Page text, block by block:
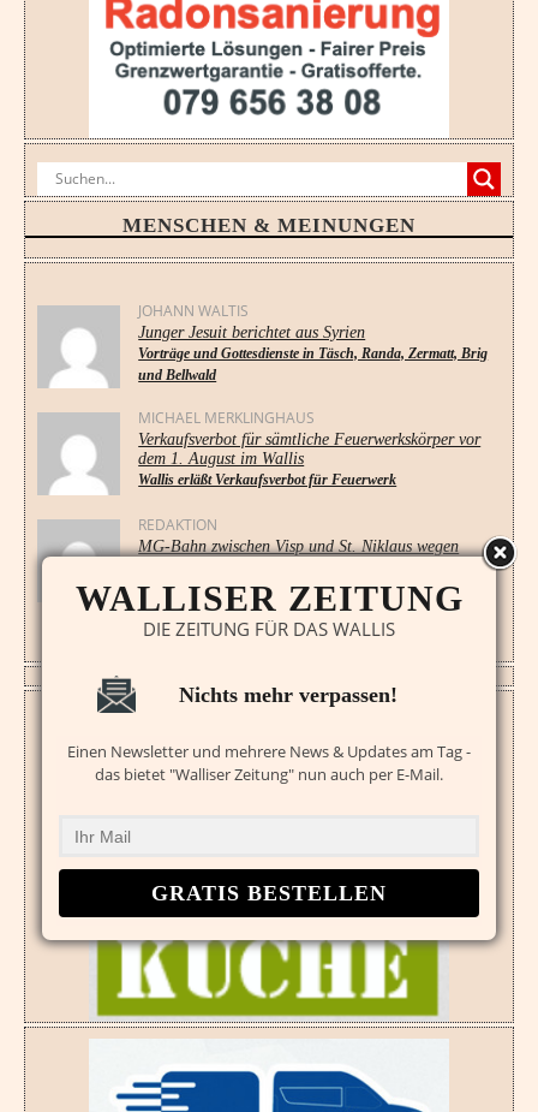
MENSCHEN & MEINUNGEN
JOHANN WALTIS
Junger Jesuit berichtet aus Syrien
Vorträge und Gottesdienste in Täsch, Randa, Zermatt, Brig
und Bellwald
MICHAEL MERKLINGHAUS
Verkaufsverbot für sämtliche Feuerwerkskörper vor
dem 1. August im Wallis
Wallis erläßt Verkaufsverbot für Feuerwerk
REDAKTION
MG-Bahn zwischen Visp und St. Niklaus wegen
Matterhorn-Gotthard-Bahn warnt vor Wartezeiten und
Verspätungen
WALLISER ZEITUNG
DIE ZEITUNG FÜR DAS WALLIS
Nichts mehr verpassen!
Einen Newsletter und mehrere News & Updates am Tag -
das bietet "Walliser Zeitung" nun auch per E-Mail.